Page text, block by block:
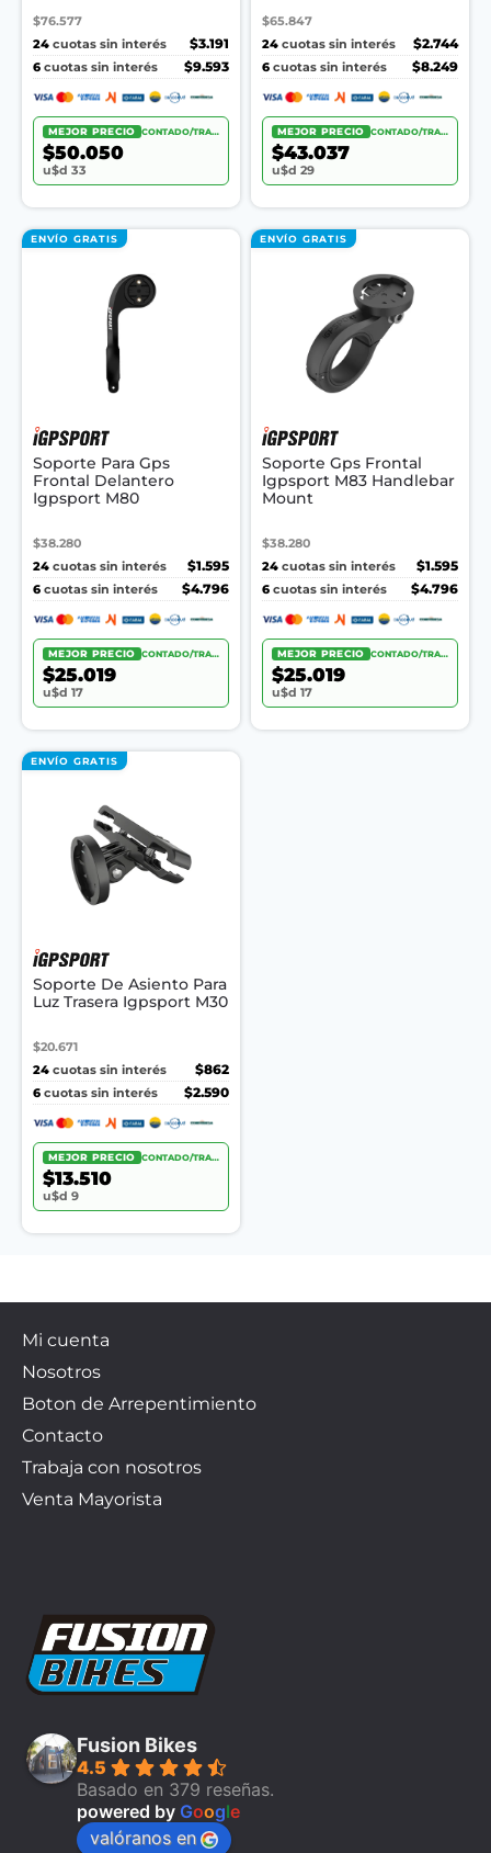
$76.577
24 cuotas sin interés
$3.191
6 cuotas sin interés $9.593
MEJOR PRECIO CONTADO/TRANSF.
$50.050
u$d 33
$65.847
24 cuotas sin interés
$2.744
6 cuotas sin interés $8.249
MEJOR PRECIO CONTADO/TRANSF.
$43.037
u$d 29
ENVÍO GRATIS
Soporte Para Gps
Frontal Delantero
Igpsport M80
$38.280
24 cuotas sin interés
$1.595
6 cuotas sin interés $4.796
MEJOR PRECIO CONTADO/TRANSF.
$25.019
u$d 17
ENVÍO GRATIS
Soporte Gps Frontal
Igpsport M83 Handlebar
Mount
$38.280
24 cuotas sin interés
$1.595
6 cuotas sin interés $4.796
MEJOR PRECIO CONTADO/TRANSF.
$25.019
u$d 17
ENVÍO GRATIS
Soporte De Asiento Para
Luz Trasera Igpsport M30
$20.671
24 cuotas sin interés
$862
6 cuotas sin interés $2.590
MEJOR PRECIO CONTADO/TRANSF.
$13.510
u$d 9
Mi cuenta
Nosotros
Boton de Arrepentimiento
Contacto
Trabaja con nosotros
Venta Mayorista
Fusion Bikes
4.5
Basado en 379 reseñas.
powered by Google
valóranos en